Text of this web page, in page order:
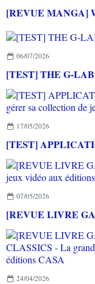
06/07/2026
[TEST] THE G-
17/05/2026
07/05/2026
24/04/2026